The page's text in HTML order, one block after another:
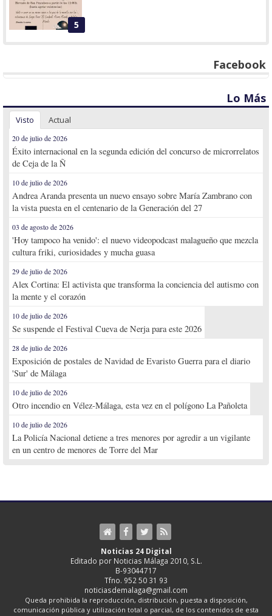
5
Facebook
Lo Más
Visto Actual
20 de julio de 2026
Éxito internacional en la segunda edición del concurso de microrrelatos
de Ceja de la Ñ
10 de julio de 2026
Andrea Aranda presenta un nuevo ensayo sobre María Zambrano con
la vista puesta en el centenario de la Generación del 27
03 de agosto de 2026
'Hoy tampoco ha venido': el nuevo videopodcast malagueño que mezcla
cultura friki, curiosidades y mucha guasa
29 de julio de 2026
Alex Cortina: El activista que transforma la conciencia del autismo con
la mente y el corazón
10 de julio de 2026
Se suspende el Festival Cueva de Nerja para este 2026
28 de julio de 2026
Exposición de postales de Navidad de Evaristo Guerra para el diario
'Sur' de Málaga
10 de julio de 2026
Otro incendio en Vélez-Málaga, esta vez en el polígono La Pañoleta
10 de julio de 2026
La Policía Nacional detiene a tres menores por agredir a un vigilante
en un centro de menores de Torre del Mar
Noticias 24 Digital
Editado por Noticias Málaga 2010, S.L.
B-93044717
Tfno. 952 50 31 93
noticiasdemalaga@gmail.com
Queda prohibida la reproducción, distribución, puesta a disposición,
comunicación pública y utilización total o parcial, de los contenidos de esta